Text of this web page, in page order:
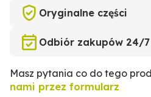
Oryginalne części
Odbiór zakupów 24/7
Masz pytania co do tego
nami przez formularz